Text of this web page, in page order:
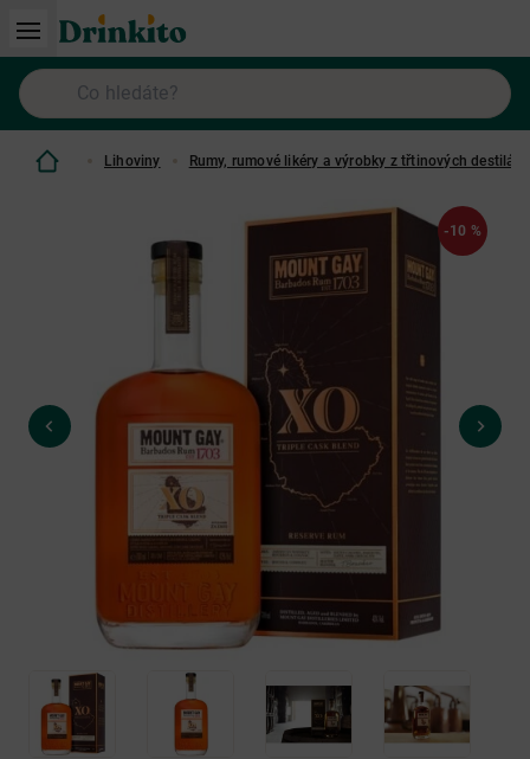
Lihoviny Rumy, rumové likéry a výrobky z třtinových destilátů
-10 %